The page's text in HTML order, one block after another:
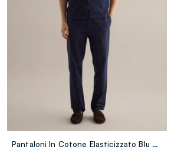
Pantaloni In Cotone Elasticizzato Blu Regular Fit